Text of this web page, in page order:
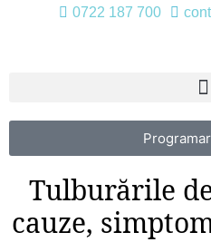
0722 187 700
Tulburările
cauze,